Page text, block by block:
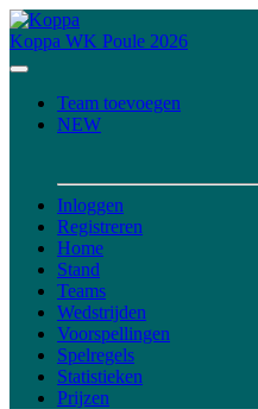
Koppa WK Poule 2026
Team toevoegen
NEW
Inloggen
Registreren
Home
Stand
Teams
Wedstrijden
Voorspellingen
Spelregels
Statistieken
Prijzen